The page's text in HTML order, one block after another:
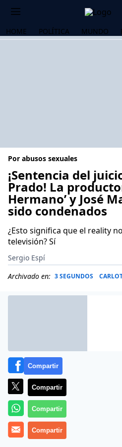
HOME POLÍTICA MUNDO
Por abusos sexuales
¡Sentencia del
Prado! La
Hermano’ y José
sido condenados
¿Esto significa que el reality
televisión? Sí
Sergio Espí
Archivado en: 3 SEGUNDOS
Más información
Compartir
Compartir
Compartir
Compartir